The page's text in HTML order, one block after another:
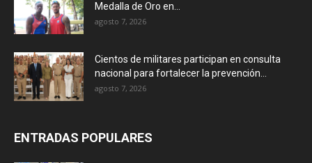
Medalla de Oro en...
agosto 7, 2026
Cientos de militares participan en consulta
nacional para fortalecer la prevención...
agosto 7, 2026
ENTRADAS POPULARES